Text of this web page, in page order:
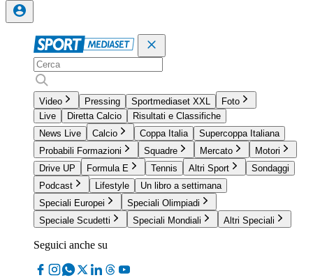
Video Pressing Sportmediaset XXL
Foto
Live
Diretta Calcio
Risultati e Classifiche
News Live
Calcio Coppa Italia
Supercoppa Italiana
Probabili Formazioni
Squadre Mercato
Motori
Drive UP
Formula E Tennis Altri Sport
Sondaggi
Podcast
Lifestyle
Un libro a settimana
Speciali Europei
Speciali Olimpiadi
Speciale Scudetti
Speciali Mondiali Altri Speciali
Seguici anche su